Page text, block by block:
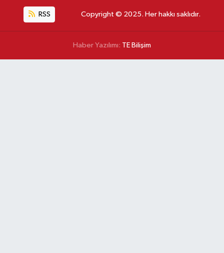
RSS Copyright © 2025. Her hakkı saklıdır.
Haber Yazılımı: TE Bilişim